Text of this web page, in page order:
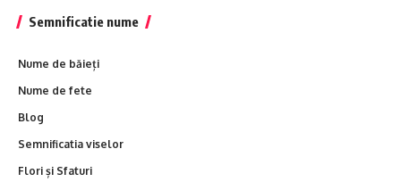
Semnificatie nume
Nume de băieți
Nume de fete
Blog
Semnificatia viselor
Flori și Sfaturi